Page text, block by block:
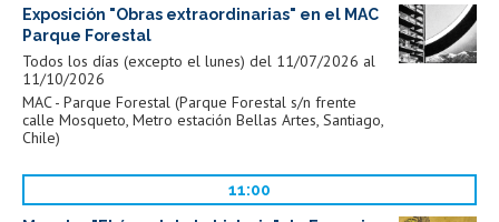
Exposición "Obras extraordinarias" en el MAC
Parque Forestal
Todos los días (excepto el lunes) del 11/07/2026 al
11/10/2026
MAC - Parque Forestal (Parque Forestal s/n frente
calle Mosqueto, Metro estación Bellas Artes, Santiago,
Chile)
11:00